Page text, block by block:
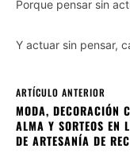
Porque pensar sin
Y actuar sin pensar,
ARTÍCULO ANTERIOR
MODA, DECORACIÓN
ALMA Y SORTEOS EN
DE ARTESANÍA DE